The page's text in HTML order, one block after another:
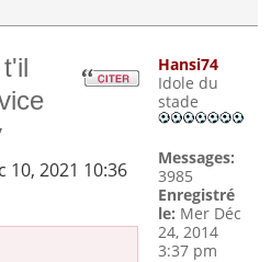
10, 2021 10:36
Hansi74
Idole du
stade
Messages:
3985
Enregistré
le: Mer Déc
24, 2014
3:37 pm